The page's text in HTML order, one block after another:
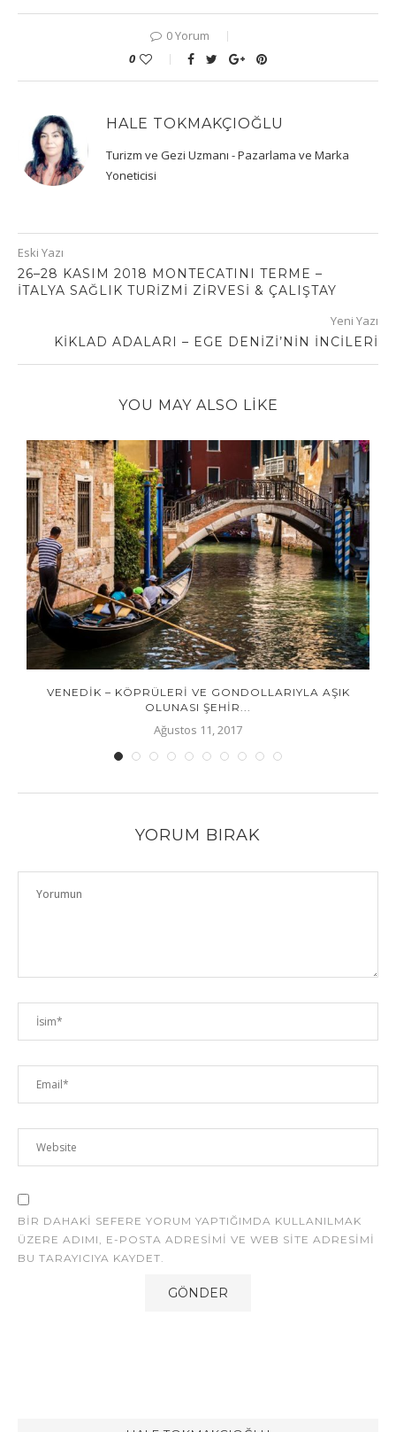
0 Yorum
0
HALE TOKMAKÇIOĞLU
Turizm ve Gezi Uzmanı - Pazarlama ve Marka
Yoneticisi
Eski Yazı
26–28 KASIM 2018 MONTECATINI TERME –
İTALYA SAĞLIK TURİZMİ ZİRVESİ & ÇALIŞTAY
Yeni Yazı
KİKLAD ADALARI – EGE DENİZİ’NİN İNCİLERİ
YOU MAY ALSO LIKE
VENEDİK – KÖPRÜLERİ VE GONDOLLARIYLA AŞIK
OLUNASI ŞEHİR...
Ağustos 11, 2017
YORUM BIRAK
BIR DAHAKI SEFERE YORUM YAPTIĞIMDA KULLANILMAK
ÜZERE ADIMI, E-POSTA ADRESIMI VE WEB SITE ADRESIMI
BU TARAYICIYA KAYDET.